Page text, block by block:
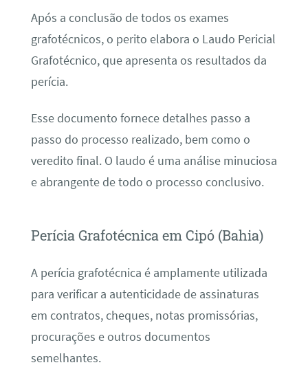
Após a conclusão de todos os exames
grafotécnicos, o perito elabora o Laudo Pericial
Grafotécnico, que apresenta os resultados da
perícia.
Esse documento fornece detalhes passo a
passo do processo realizado, bem como o
veredito final. O laudo é uma análise minuciosa
e abrangente de todo o processo conclusivo.
Perícia Grafotécnica em Cipó (Bahia)
A perícia grafotécnica é amplamente utilizada
para verificar a autenticidade de assinaturas
em contratos, cheques, notas promissórias,
procurações e outros documentos
semelhantes.